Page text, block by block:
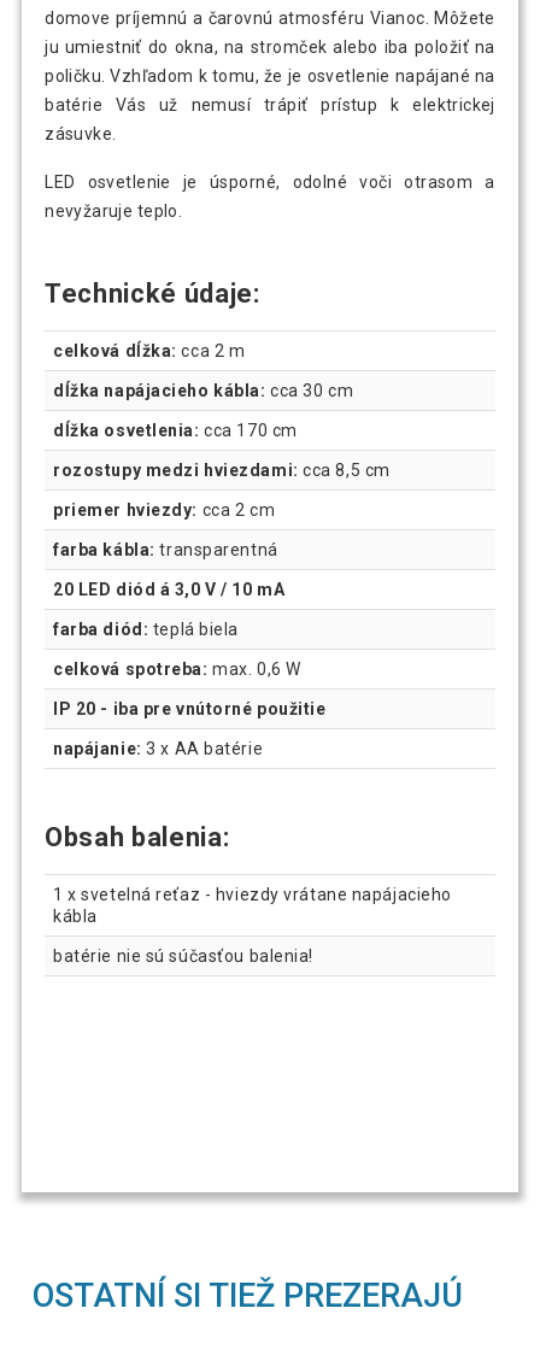
domove príjemnú a čarovnú atmosféru Vianoc. Môžete
ju umiestniť do okna, na stromček alebo iba položiť na
poličku. Vzhľadom k tomu, že je osvetlenie napájané na
batérie Vás už nemusí trápiť prístup k elektrickej
zásuvke.
LED osvetlenie je úsporné, odolné voči otrasom a
nevyžaruje teplo.
Technické údaje:
celková dĺžka: cca 2 m
dĺžka napájacieho kábla: cca 30 cm
dĺžka osvetlenia: cca 170 cm
rozostupy medzi hviezdami: cca 8,5 cm
priemer hviezdy: cca 2 cm
farba kábla: transparentná
20 LED diód á 3,0 V / 10 mA
farba diód: teplá biela
celková spotreba: max. 0,6 W
IP 20 - iba pre vnútorné použitie
napájanie: 3 x AA batérie
Obsah balenia:
1 x svetelná reťaz - hviezdy vrátane napájacieho
kábla
batérie nie sú súčasťou balenia!
OSTATNÍ SI TIEŽ PREZERAJÚ